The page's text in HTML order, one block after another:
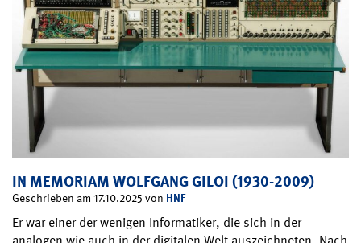
IN MEMORIAM WOLFGANG GILOI (1930-2009)
Geschrieben am 17.10.2025 von HNF
Er war einer der wenigen Informatiker, die sich in der